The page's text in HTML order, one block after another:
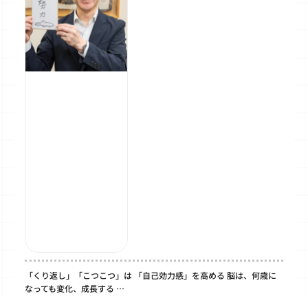
「くり返し」「こつこつ」は 「自己効力感」を高める 脳は、何歳に
なっても変化、成長する …